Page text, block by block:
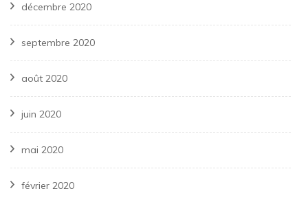
décembre 2020
septembre 2020
août 2020
juin 2020
mai 2020
février 2020